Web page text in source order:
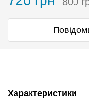
Характеристики